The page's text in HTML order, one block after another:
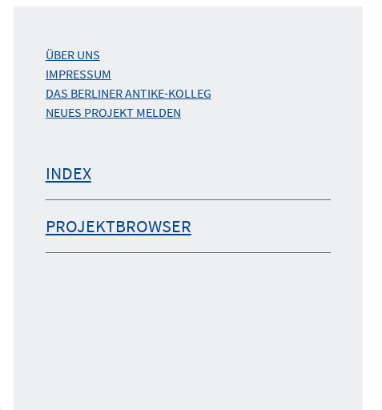
ÜBER UNS
IMPRESSUM
DAS BERLINER ANTIKE-KOLLEG
NEUES PROJEKT MELDEN
INDEX
PROJEKTBROWSER